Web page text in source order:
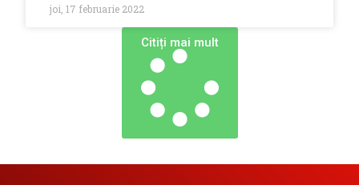
joi, 17 februarie 2022
Сitiți mai mult